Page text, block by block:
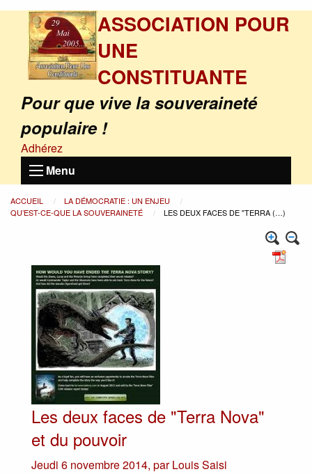
ASSOCIATION POUR
UNE
CONSTITUANTE
Pour que vive la souveraineté
populaire !
Adhérez
Menu
ACCUEIL
LA DÉMOCRATIE : UN ENJEU
QU’EST-CE-QUE LA SOUVERAINETÉ
LES DEUX FACES DE "TERRA (…)
Les deux faces de "Terra Nova"
et du pouvoir
Jeudi 6 novembre 2014, parLouis Saisi